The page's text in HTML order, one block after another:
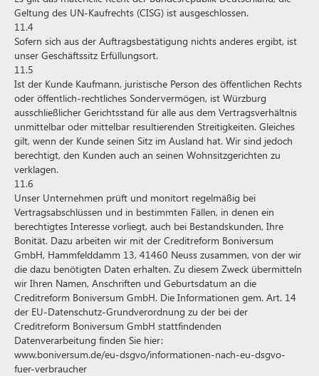
Geltung des UN-Kaufrechts (CISG) ist ausgeschlossen.
11.4
Sofern sich aus der Auftragsbestätigung nichts anderes ergibt, ist
unser Geschäftssitz Erfüllungsort.
11.5
Ist der Kunde Kaufmann, juristische Person des öffentlichen Rechts
oder öffentlich-rechtliches Sondervermögen, ist Würzburg
ausschließlicher Gerichtsstand für alle aus dem Vertragsverhältnis
unmittelbar oder mittelbar resultierenden Streitigkeiten. Gleiches
gilt, wenn der Kunde seinen Sitz im Ausland hat. Wir sind jedoch
berechtigt, den Kunden auch an seinen Wohnsitzgerichten zu
verklagen.
11.6
Unser Unternehmen prüft und monitort regelmäßig bei
Vertragsabschlüssen und in bestimmten Fällen, in denen ein
berechtigtes Interesse vorliegt, auch bei Bestandskunden, Ihre
Bonität. Dazu arbeiten wir mit der Creditreform Boniversum
GmbH, Hammfelddamm 13, 41460 Neuss zusammen, von der wir
die dazu benötigten Daten erhalten. Zu diesem Zweck übermitteln
wir Ihren Namen, Anschriften und Geburtsdatum an die
Creditreform Boniversum GmbH. Die Informationen gem. Art. 14
der EU-Datenschutz-Grundverordnung zu der bei der
Creditreform Boniversum GmbH stattfindenden
Datenverarbeitung finden Sie hier:
www.boniversum.de/eu-dsgvo/informationen-nach-eu-dsgvo-
fuer-verbraucher